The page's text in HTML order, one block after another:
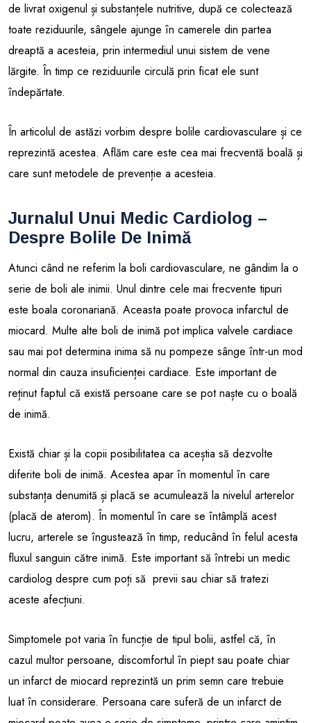
de livrat oxigenul și substanțele nutritive, după ce colectează
toate reziduurile, sângele ajunge în camerele din partea
dreaptă a acesteia, prin intermediul unui sistem de vene
lărgite. În timp ce reziduurile circulă prin ficat ele sunt
îndepărtate.
În articolul de astăzi vorbim despre bolile cardiovasculare și ce
reprezintă acestea. Aflăm care este cea mai frecventă boală și
care sunt metodele de prevenție a acesteia.
Jurnalul Unui Medic Cardiolog –
Despre Bolile De Inimă
Atunci când ne referim la boli cardiovasculare, ne gândim la o
serie de boli ale inimii. Unul dintre cele mai frecvente tipuri
este boala coronariană. Aceasta poate provoca infarctul de
miocard. Multe alte boli de inimă pot implica valvele cardiace
sau mai pot determina inima să nu pompeze sânge într-un mod
normal din cauza insuficienței cardiace. Este important de
reținut faptul că există persoane care se pot naște cu o boală
de inimă.
Există chiar și la copii posibilitatea ca aceștia să dezvolte
diferite boli de inimă. Acestea apar în momentul în care
substanța denumită și placă se acumulează la nivelul arterelor
(placă de aterom). În momentul în care se întâmplă acest
lucru, arterele se îngustează în timp, reducând în felul acesta
fluxul sanguin către inimă. Este important să întrebi un medic
cardiolog despre cum poți să previi sau chiar să tratezi
aceste afecțiuni.
Simptomele pot varia în funcție de tipul bolii, astfel că, în
cazul multor persoane, discomfortul în piept sau poate chiar
un infarct de miocard reprezintă un prim semn care trebuie
luat în considerare. Persoana care suferă de un infarct de